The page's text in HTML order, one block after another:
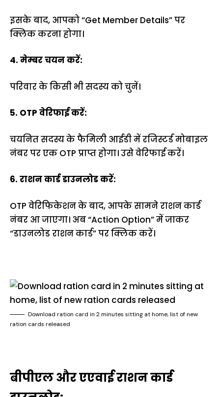
इसके बाद, आपको “Get Member Details” पर
क्लिक करना होगा।
4. मेम्बर चयन करें:
परिवार के किसी भी सदस्य को चुनें।
5. OTP वेरिफाई करें:
चयनित सदस्य के फैमिली आईडी में रजिस्टर्ड मोबाइल
नंबर पर एक OTP प्राप्त होगा। उसे वेरिफाई करें।
6. राशन कार्ड डाउनलोड करें:
OTP वेरिफिकेशन के बाद, आपके सामने राशन कार्ड
नंबर आ जाएगा। अब “Action Option” में जाकर
“डाउनलोड राशन कार्ड” पर क्लिक करें।
Download ration card in 2 minutes sitting at home, list of new
ration cards released
बीपीएल और एएवाई राशन कार्ड